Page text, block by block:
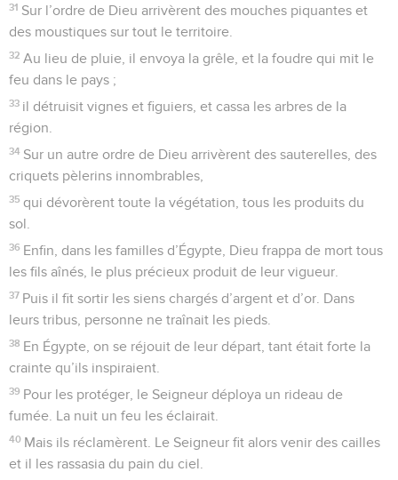
31 Sur l’ordre de Dieu arrivèrent des mouches piquantes et
des moustiques sur tout le territoire.
32 Au lieu de pluie, il envoya la grêle, et la foudre qui mit le
feu dans le pays ;
33 il détruisit vignes et figuiers, et cassa les arbres de la
région.
34 Sur un autre ordre de Dieu arrivèrent des sauterelles, des
criquets pèlerins innombrables,
35 qui dévorèrent toute la végétation, tous les produits du
sol.
36 Enfin, dans les familles d’Égypte, Dieu frappa de mort tous
les fils aînés, le plus précieux produit de leur vigueur.
37 Puis il fit sortir les siens chargés d’argent et d’or. Dans
leurs tribus, personne ne traînait les pieds.
38 En Égypte, on se réjouit de leur départ, tant était forte la
crainte qu’ils inspiraient.
39 Pour les protéger, le Seigneur déploya un rideau de
fumée. La nuit un feu les éclairait.
40 Mais ils réclamèrent. Le Seigneur fit alors venir des cailles
et il les rassasia du pain du ciel.